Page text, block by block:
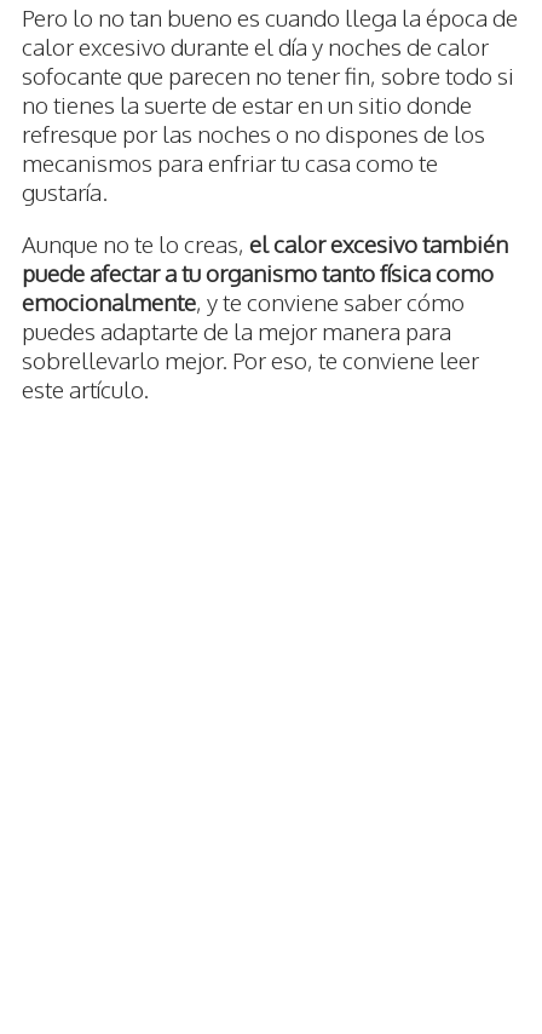
Pero lo no tan bueno es cuando llega la época de
calor excesivo durante el día y noches de calor
sofocante que parecen no tener fin, sobre todo si
no tienes la suerte de estar en un sitio donde
refresque por las noches o no dispones de los
mecanismos para enfriar tu casa como te
gustaría.
Aunque no te lo creas, el calor excesivo también
puede afectar a tu organismo tanto física como
emocionalmente, y te conviene saber cómo
puedes adaptarte de la mejor manera para
sobrellevarlo mejor. Por eso, te conviene leer
este artículo.